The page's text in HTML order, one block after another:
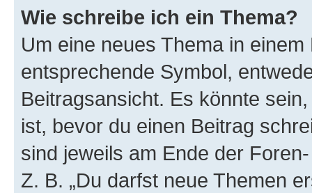
Wie schreibe ich ein Thema?
Um eine neues Thema in
entsprechende Symbol,
Beitragsansicht. Es könnte
ist, bevor du einen Beitrag
sind jeweils am Ende der
Z. B. „Du darfst neue Themen